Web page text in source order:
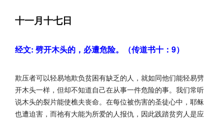
十一月十七日
经文: 劈开木头的，必遭危险。（传道书十：9）
欺压者可以轻易地欺负贫困有缺乏的人，就如同他们能轻易劈
开木头一样，但却不知道自己在从事一件危险的事。我们常听
说木头的裂片能使樵夫丧命。在每位被伤害的圣徒心中，耶稣
也遭迫害，而祂有大能为所爱的人报仇，因此践踏贫穷人是应